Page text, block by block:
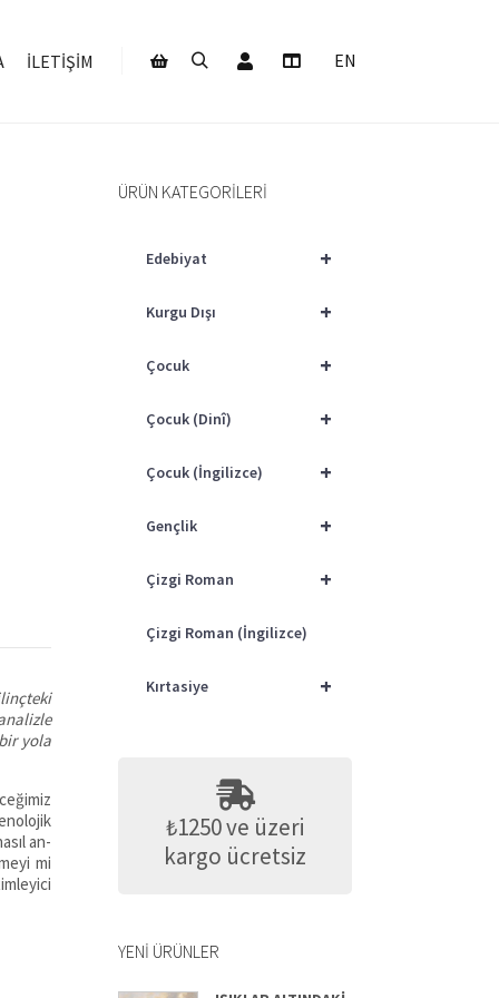
İLETIŞIM Hesabım EN
yola
an­
mi
ÜRÜN KATEGORILERI
+
Edebiyat
+
Kurgu Dışı
+
Çocuk
+
Çocuk (Dinî)
+
Çocuk (İngilizce)
+
Gençlik
+
Çizgi Roman
Çizgi Roman (İngilizce)
+
Kırtasiye
₺1250 ve üzeri
kargo ücretsiz
YENI ÜRÜNLER